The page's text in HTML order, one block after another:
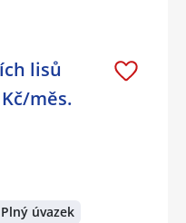
lisů
měs.
Plný úvazek